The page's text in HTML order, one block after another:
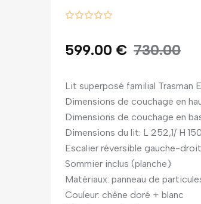
599.00 € 730.00
Lit superposé familial Trasman
Dimensions de couchage en
Dimensions de couchage en
Dimensions du lit: L 252,1/ H
Escalier réversible gauche-
Sommier inclus (planche)
Matériaux: panneau de
Couleur: chêne doré + blanc